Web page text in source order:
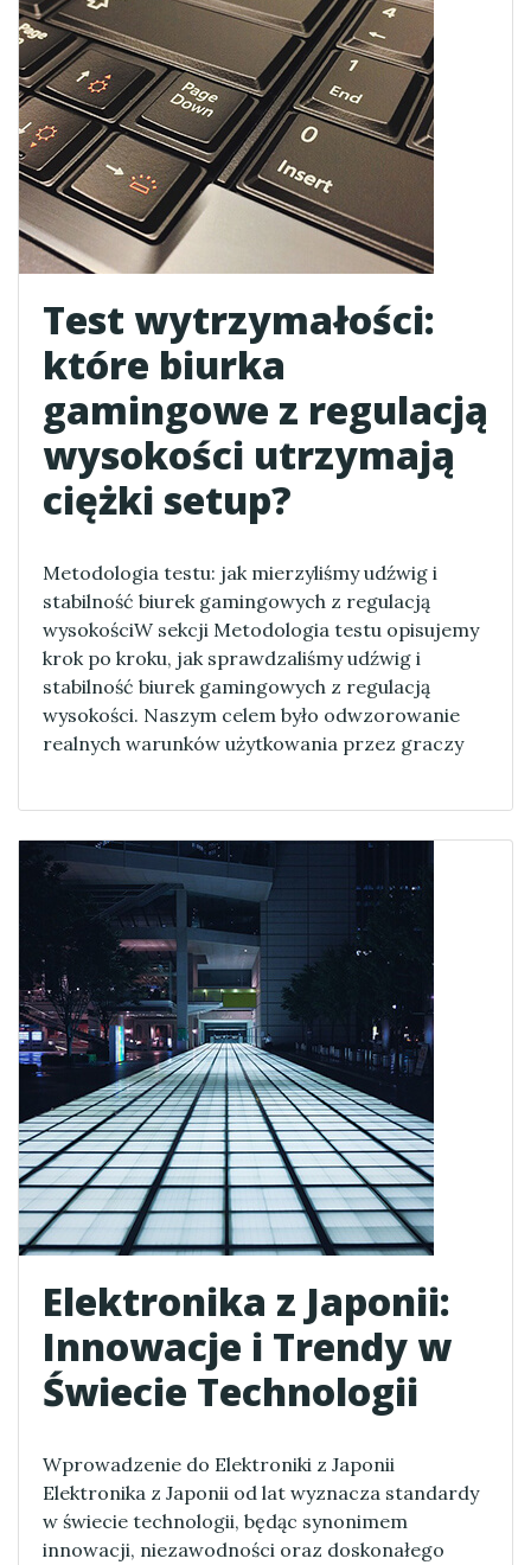
Test wytrzymałości:
które biurka
gamingowe z regulacją
wysokości utrzymają
ciężki setup?
Metodologia testu: jak mierzyliśmy udźwig i
stabilność biurek gamingowych z regulacją
wysokościW sekcji Metodologia testu opisujemy
krok po kroku, jak sprawdzaliśmy udźwig i
stabilność biurek gamingowych z regulacją
wysokości. Naszym celem było odwzorowanie
realnych warunków użytkowania przez graczy
Elektronika z Japonii:
Innowacje i Trendy w
Świecie Technologii
Wprowadzenie do Elektroniki z Japonii
Elektronika z Japonii od lat wyznacza standardy
w świecie technologii, będąc synonimem
innowacji, niezawodności oraz doskonałego